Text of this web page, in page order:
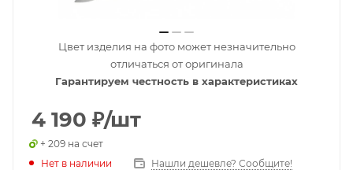
Цвет изделия на фото может незначительно
отличаться от оригинала
Гарантируем честность в характеристиках
4 190 ₽/шт
+ 209 на счет
Нет в наличии
Нашли дешевле? Сообщите!